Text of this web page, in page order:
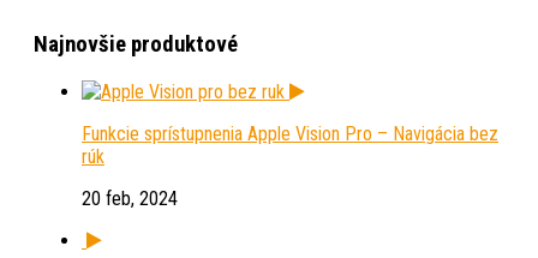
Najnovšie produktové
Funkcie sprístupnenia Apple Vision Pro – Navigácia bez
rúk
20 feb, 2024